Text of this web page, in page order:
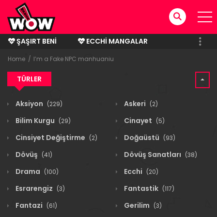
ŞAŞIRT BENI
ECCHI MANGALAR
BITMIŞ MANGALAR
Home I’m a Fake NPC manhuaniu
TÜRLER
Aksiyon (229) Askeri (2)
Bilim Kurgu (29) Cinayet (5)
Cinsiyet Değiştirme (2) Doğaüstü (93)
Dövüş (41) Dövüş Sanatları (38)
Drama (100) Ecchi (20)
Esrarengiz (3) Fantastik (117)
Fantazi (61) Gerilim (3)